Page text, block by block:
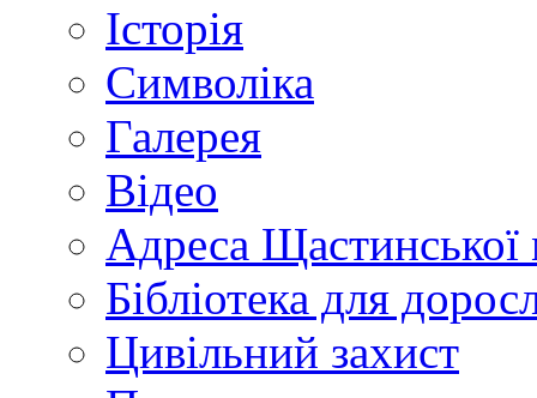
Історія
Символіка
Галерея
Відео
Адреса Щастинської
Бібліотека для
Цивільний захист